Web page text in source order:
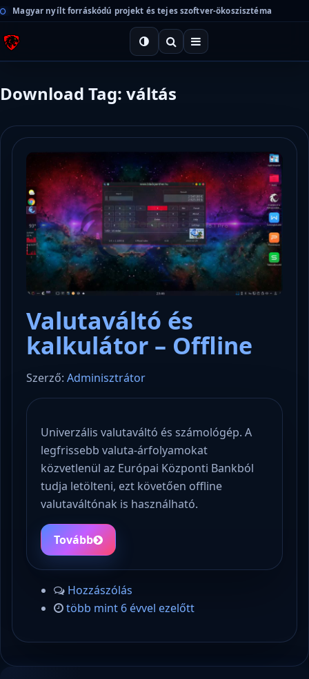
Magyar nyílt forráskódú projekt és tejes szoftver-ökoszisztéma
Download Tag: váltás
Valutaváltó és
kalkulátor – Offline
Szerző: Adminisztrátor
Univerzális valutaváltó és számológép. A
legfrissebb valuta-árfolyamokat
közvetlenül az Európai Központi Bankból
tudja letölteni, ezt követően offline
valutaváltónak is használható.
Tovább
Hozzászólás
több mint 6 évvel ezelőtt